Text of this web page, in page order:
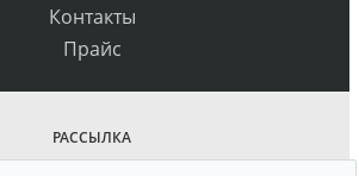
Контакты
Прайс
РАССЫЛКА